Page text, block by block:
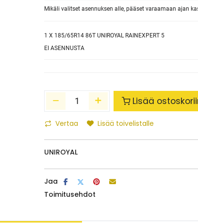
Mikäli valitset asennuksen alle, pääset varaamaan ajan
1 X 185/65R14 86T UNIROYAL RAINEXPERT 5
EI ASENNUSTA
Lisää
Vertaa Lisää toivelistalle
UNIROYAL
Jaa
Toimitusehdot